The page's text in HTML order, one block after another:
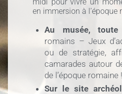
en immersion à l’époque
Au musée, toute
romains – Jeux
ou de stratégie,
camarades autour
de l’époque romaine !
Sur le site